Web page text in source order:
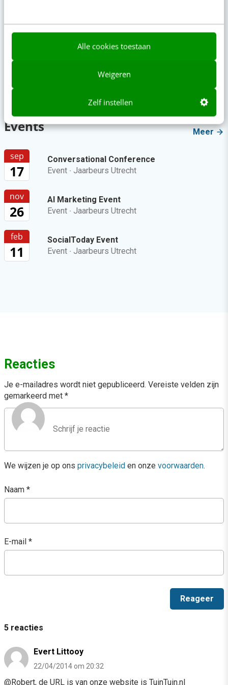
Alle cookies toestaan
Weigeren
Zelf instellen
Content repurposing
01
Canva met AI
Events Meer
sep
17
Conversational Conference
Event · Jaarbeurs Utrecht
nov
26
AI Marketing Event
Event · Jaarbeurs Utrecht
feb
11
SocialToday Event
Event · Jaarbeurs Utrecht
Reacties
Je e-mailadres wordt niet gepubliceerd. Vereiste velden zijn
gemarkeerd met *
We wijzen je op ons privacybeleid en onze voorwaarden.
Naam *
E-mail *
5 reacties
Evert Littooy
22/04/2014 om 20:32
@Robert, de URL is van onze website is TuinTuin.nl